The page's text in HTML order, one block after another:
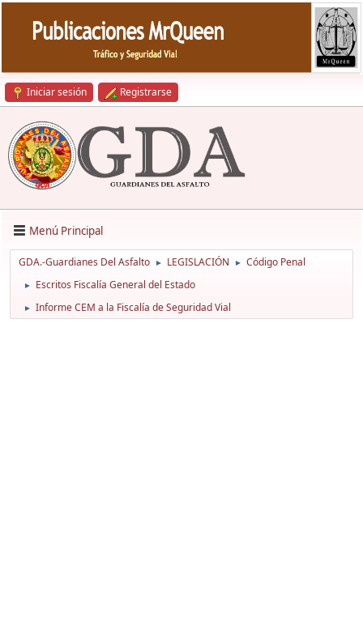
Iniciar sesión Registrarse
Menú Principal
GDA.-Guardianes Del Asfalto ► LEGISLACIÓN ► Código Penal
► Escritos Fiscalía General del Estado
► Informe CEM a la Fiscalía de Seguridad Vial